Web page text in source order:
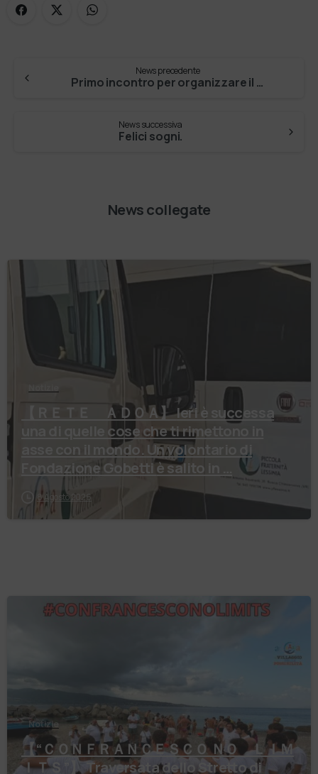
News precedente
Primo incontro per organizzare il coro
News successiva
Felici sogni.
News collegate
【 ＲＥＴＥ ＡＤＯＡ】 Ieri è successa
una di quelle cose che ti rimettono in
asse con il mondo. Un volontario di
Fondazione Gobetti è salito in …
8 Agosto 2026
Notizie
【 “ＣＯＮＦＲＡＮＣＥＳＣＯ ＮＯ ＬＩＭ
ＩＴＳ”】 Traversata dello Stretto di